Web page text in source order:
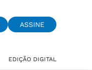
ASSINE
EDIÇÃO DIGITAL